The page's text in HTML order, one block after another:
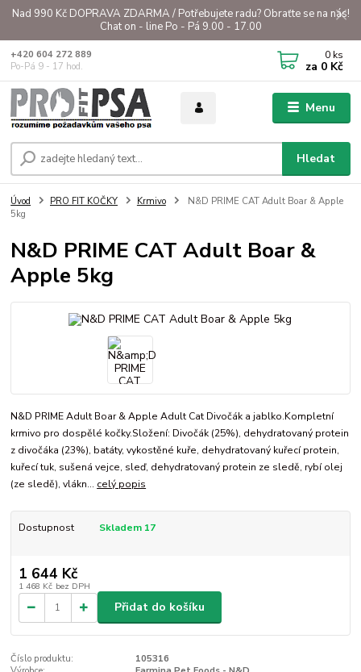
Nad 990 Kč DOPRAVA ZDARMA / Potřebujete radu? Obraťte se na nás!
Chat on - line Po - Pá 9.00 - 17.00
Menu
Hledat
+420 604 272 889
Po-Pá 9 - 17 hod.
0 ks
za 0 Kč
Úvod PRO FIT KOČKY Krmivo
N&D PRIME CAT Adult Boar & Apple
5kg
N&D PRIME CAT Adult Boar &
Apple 5kg
N&D PRIME Adult Boar & Apple Adult Cat Divočák a jablko.Kompletní
krmivo pro dospělé kočky.Složení: Divočák (25%), dehydratovaný protein
z divočáka (23%), batáty, vykostěné kuře, dehydratovaný kuřecí protein,
kuřecí tuk, sušená vejce, sleď, dehydratovaný protein ze sledě, rybí olej
(ze sledě), vlákn... celý popis
Dostupnost Skladem 17
1 644 Kč
1 468 Kč bez DPH
Přidat do košíku
Číslo produktu:
105316